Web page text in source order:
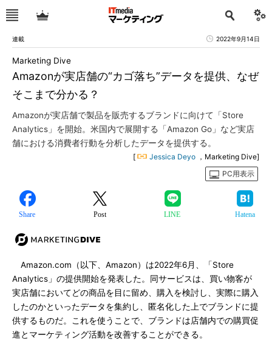
連載 2022年9月14日
Amazonが実店舗の“カゴ落ち”データを提供、なぜ
そこまで分かる？
Marketing Dive
Amazonが実店舗で製品を販売するブランドに向けて「Store
Analytics」を開始。米国内で展開する「Amazon Go」など実店
舗における消費者行動を分析したデータを提供する。
[ Jessica Deyo ，Marketing Dive]
PC用表示
Share Post LINE Hatena
Amazon.com（以下、Amazon）は2022年6月、「Store
Analytics」の提供開始を発表した。同サービスは、買い物客が
実店舗においてどの商品を目に留め、購入を検討し、実際に購入
したのかといったデータを集約し、匿名化した上でブランドに提
供するものだ。これを使うことで、ブランドは店舗内での購買促
進とマーケティング活動を改善することができる。